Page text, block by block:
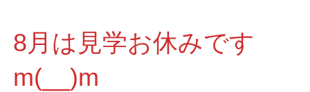
8月は見学お休みです
m(__)m